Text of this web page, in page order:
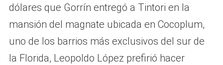
dólares que Gorrín entregó a Tintori en la
mansión del magnate ubicada en Cocoplum,
uno de los barrios más exclusivos del sur de
la Florida, Leopoldo López prefirió hacer